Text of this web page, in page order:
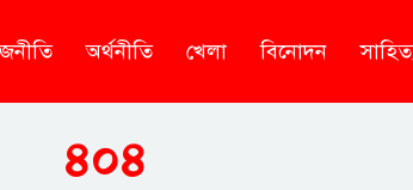
অর্থনীতি খেলা বিনোদন
৪০৪